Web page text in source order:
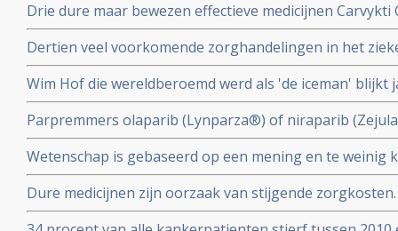
Drie dure maar bewezen effectieve medicijnen
Enhertu Trastuzumab Deruxtecan en Xenpozyme
uit het basispakket omdat ze te duur zijn
Dertien veel voorkomende zorghandelingen in het
uit de richtlijnen omdat de effectiviteit niet bewezen is.
Wim Hof die wereldberoemd werd als 'de iceman' blijkt
geterroriseerd te hebben en wordt beschuldigd door
huiselijk geweld
Parpremmers olaparib (Lynparza®) of niraparib
borstkanker worden gedeeltelijk uit basisverzekering
Nederland
Wetenschap is gebaseerd op een mening en te weinig
collega's n.a.v. 30 diepte interviews met hoogleraren,
postdocs, assistenten in opleiding (PhD’ers) en
Dure medicijnen zijn oorzaak van stijgende
opsporingstechnieken zorgt voor meer